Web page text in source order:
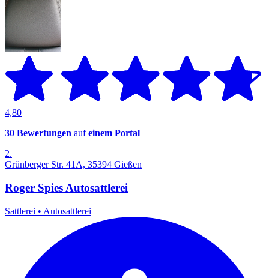
4,80
30 Bewertungen aufeinem Portal
2.
Grünberger Str. 41A, 35394 Gießen
Roger Spies Autosattlerei
Sattlerei • Autosattlerei